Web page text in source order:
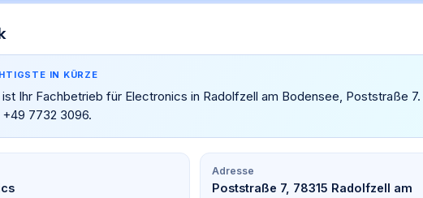
IN KÜRZE
Ihr Fachbetrieb für Electronics in Radolfzell am Bodensee, Poststraße 7.
+49 7732 3096.
Adresse
Poststraße 7, 78315 Radolfzell am